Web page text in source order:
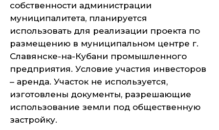
собственности администрации
муниципалитета, планируется
использовать для реализации проекта по
размещению в муниципальном центре г.
Славянске-на-Кубани промышленного
предприятия. Условие участия инвесторов
– аренда. Участок не используется,
изготовлены документы, разрешающие
использование земли под общественную
застройку.